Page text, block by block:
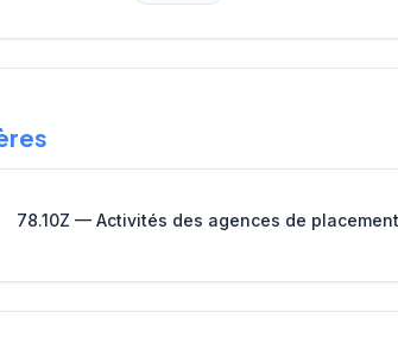
78.10Z — Activités des agences de